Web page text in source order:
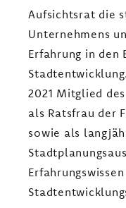
Aufsichtsrat die
Unternehmens
Erfahrung in den
2021 Mitglied
als Ratsfrau der
sowie als